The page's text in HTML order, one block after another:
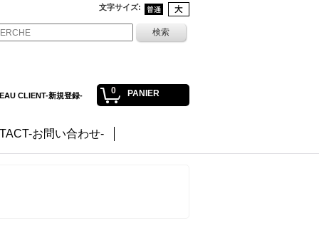
文字サイズ:
0 PANIER
CLIENT-新規登録-
お問い合わせ-